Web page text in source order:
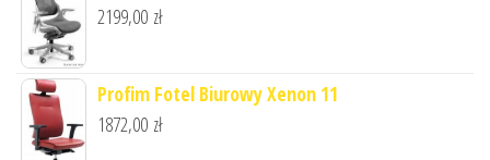
2199,00 zł
Profim Fotel Biurowy Xenon 11
1872,00 zł